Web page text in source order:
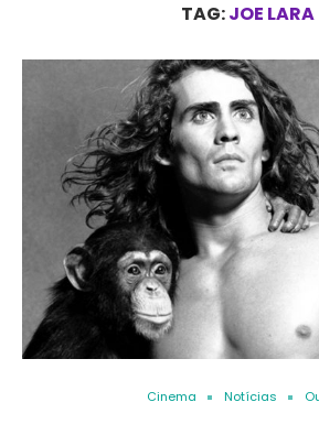
TAG:JOE LARA
Cinema Notícias